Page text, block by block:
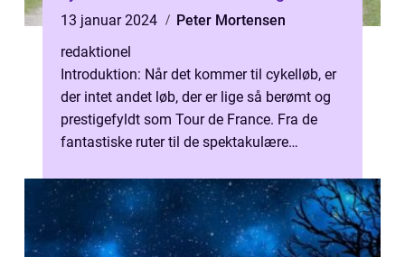
13 januar 2024
Peter Mortensen
redaktionel
Introduktion: Når det kommer til cykelløb, er
der intet andet løb, der er lige så berømt og
prestigefyldt som Tour de France. Fra de
fantastiske ruter til de spektakulære